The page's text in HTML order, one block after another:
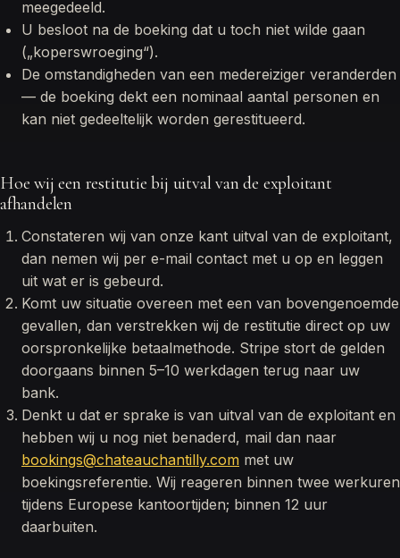
meegedeeld.
U besloot na de boeking dat u toch niet wilde gaan
(„koperswroeging“).
De omstandigheden van een medereiziger veranderden
— de boeking dekt een nominaal aantal personen en
kan niet gedeeltelijk worden gerestitueerd.
Hoe wij een restitutie bij uitval van de exploitant
afhandelen
Constateren wij van onze kant uitval van de exploitant,
dan nemen wij per e-mail contact met u op en leggen
uit wat er is gebeurd.
Komt uw situatie overeen met een van bovengenoemde
gevallen, dan verstrekken wij de restitutie direct op uw
oorspronkelijke betaalmethode. Stripe stort de gelden
doorgaans binnen 5–10 werkdagen terug naar uw
bank.
Denkt u dat er sprake is van uitval van de exploitant en
hebben wij u nog niet benaderd, mail dan naar
bookings@chateauchantilly.com met uw
boekingsreferentie. Wij reageren binnen twee werkuren
tijdens Europese kantoortijden; binnen 12 uur
daarbuiten.